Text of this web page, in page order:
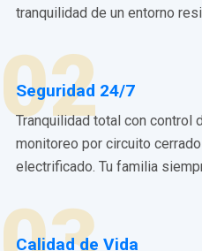
tranquilidad de un entorno
02
Seguridad 24/7
Tranquilidad total con control
monitoreo por circuito
electrificado. Tu familia
Calidad de Vida